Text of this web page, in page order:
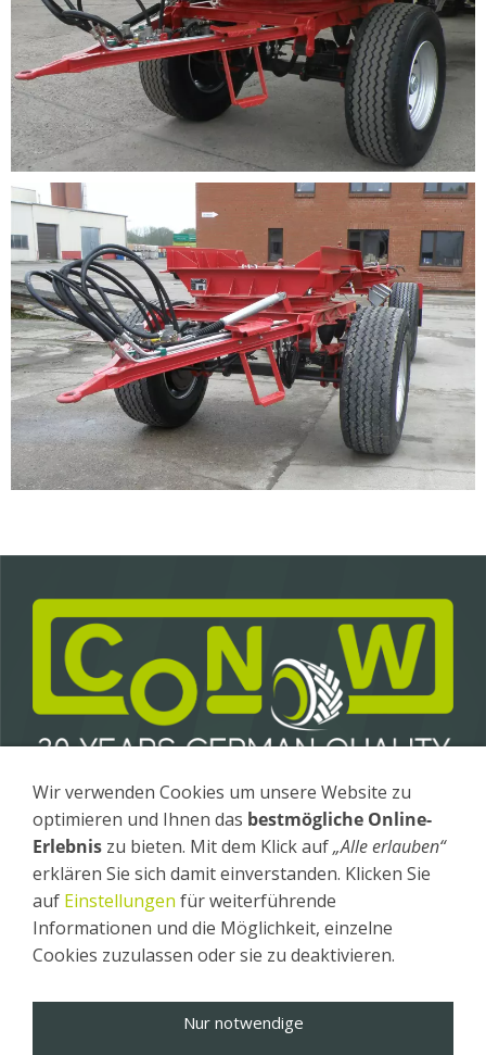
Conow Anhängerbau GmbH & Co. KG
Gewerbegebiet 4 / OT Fürstenhagen
17258 Feldberger Seenlandschaft
Tel.: +49 (0) 39831 - 26 20
Fax : +49 (0) 39831 - 26 240
Impressum
AGB
Wir verwenden Cookies um unsere Website zu
optimieren und Ihnen das bestmögliche Online-
Erlebnis zu bieten. Mit dem Klick auf„Alle erlauben“
erklären Sie sich damit einverstanden. Klicken Sie
auf Einstellungen für weiterführende
Informationen und die Möglichkeit, einzelne
Cookies zuzulassen oder sie zu deaktivieren.
Nur notwendige